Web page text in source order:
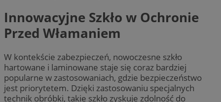
Innowacyjne Szkło w Ochronie
Przed Włamaniem
W kontekście zabezpieczeń, nowoczesne szkło
hartowane i laminowane staje się coraz bardziej
popularne w zastosowaniach, gdzie bezpieczeństwo
jest priorytetem. Dzięki zastosowaniu specjalnych
technik obróbki, takie szkło zyskuje zdolność do